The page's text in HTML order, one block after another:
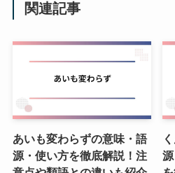
関連記事
あいも変わらずの意味・語
源・使い方を徹底解説！注